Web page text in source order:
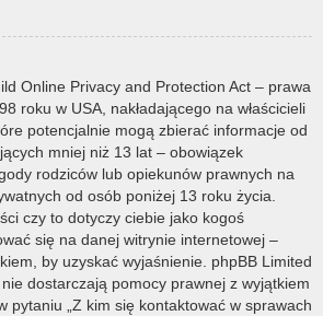
Online Privacy and Protection Act – prawa
roku w USA, nakładającego na właścicieli
potencjalnie mogą zbierać informacje od
mniej niż 13 lat – obowiązek
rodziców lub opiekunów prawnych na
od osób poniżej 13 roku życia.
czy to dotyczy ciebie jako kogoś
się na danej witrynie internetowej –
by uzyskać wyjaśnienie. phpBB Limited
nie dostarczają pomocy prawnej z wyjątkiem
pytaniu „Z kim się kontaktować w sprawach